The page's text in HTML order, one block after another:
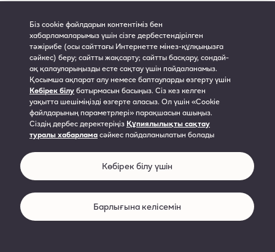
Жеке деректерді жинау мен өңдеуге келісім беру
Веб-сайтты пайдалану шарттары
Cookie файлдарын пайдалану туралы хабарлама
Құпиялылықты сақтау туралы хабарлама
Жалғастыру
KK
Біз cookie файлдарын контентіміз бен
хабарламаларымыз үшін сізге дербестендірілген
тәжірибе (осы сайттағы Интернетте мінез-құлқыңызға
сәйкес) беру; сайтты жақсарту; сайтты басқару, сондай-
ақ қалауларыңызды есте сақтау үшін пайдаланамыз.
Қосымша ақпарат алу немесе баптауларды өзгерту үшін
Көбірек білубатырмасын басыңыз. Сіз кез келген
уақытта шешіміңізді өзгерте аласыз. Ол үшін «Cookie
файлдарының параметрлері» парақшасын ашыңыз.
Сіздің дербес деректеріңіз Құпиялылықты сақтау
туралы хабарламасәйкес пайдаланылатын болады
Көбірек білу үшін
Барлығына келісемін